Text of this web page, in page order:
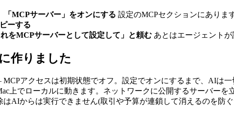
「MCPサーバー」をオンにする 設定のMCPセクションにありま
ーする
をMCPサーバーとして設定して」と頼む あとはエージェントが
作りました
アクセスは初期状態でオフ。設定でオンにするまで、AIは
上でローカルに動きます。ネットワークに公開するサーバーを
AIからは実行できません(取引や予算が連鎖して消えるのを防